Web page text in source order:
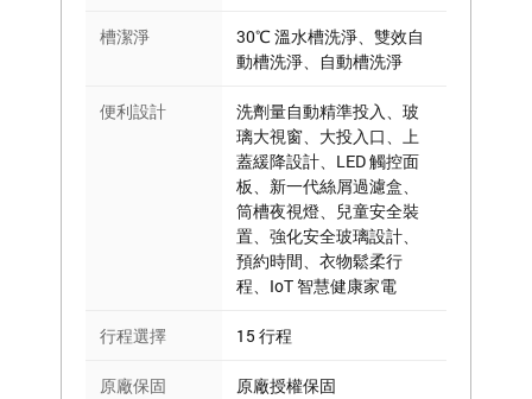
槽潔淨
30℃ 溫水槽洗淨、雙效自
動槽洗淨、自動槽洗淨
便利設計
洗劑量自動精準投入、玻
璃大視窗、大投入口、上
蓋緩降設計、LED 觸控面
板、新一代絲屑過濾盒、
筒槽夜視燈、兒童安全裝
置、強化安全玻璃設計、
預約時間、衣物鬆柔行
程、IoT 智慧健康家電
行程選擇 15 行程
原廠保固 原廠授權保固